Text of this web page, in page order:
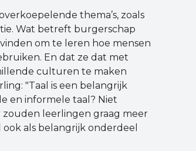
thema’s, zoals
Wat betreft burgerschap
om te leren hoe mensen
En dat ze dat met
culturen te maken
"Taal is een belangrijk
en informele taal? Niet
zouden leerlingen graag meer
als belangrijk onderdeel